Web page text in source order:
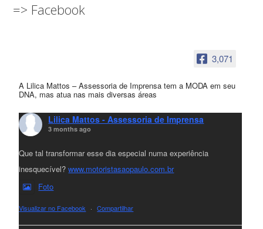
=> Facebook
3,071
A Lilica Mattos – Assessoria de Imprensa tem a MODA em seu
DNA, mas atua nas mais diversas áreas
Lilica Mattos - Assessoria de Imprensa
3 months ago
Que tal transformar esse dia especial numa experiência
inesquecível?www.motoristasaopaulo.com.br
Foto
Visualizar no Facebook · Compartilhar